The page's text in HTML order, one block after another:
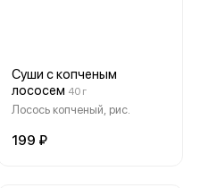
Суши с копченым
лососем 40 г
Лосось копченый, рис.
199 ₽